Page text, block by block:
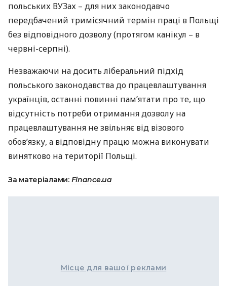
польських ВУЗах – для них законодавчо
передбачений тримісячний термін праці в Польщі
без відповідного дозволу (протягом канікул – в
червні-серпні).
Незважаючи на досить ліберальний підхід
польського законодавства до працевлаштування
українців, останні повинні пам’ятати про те, що
відсутність потреби отримання дозволу на
працевлаштування не звільняє від візового
обов’язку, а відповідну працю можна виконувати
винятково на території Польщі.
За матеріалами: Finance.ua
Місце для вашої реклами